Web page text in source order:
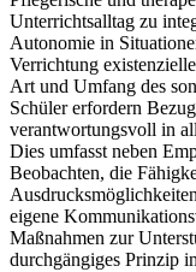
Unterrichtsalltag zu
Autonomie in
Verrichtung
Art und Umfang des
Schüler erfordern
verantwortungsvoll in
Dies umfasst neben
Beobachten, die
eigene
Maßnahmen zur
durchgängiges Prinzip